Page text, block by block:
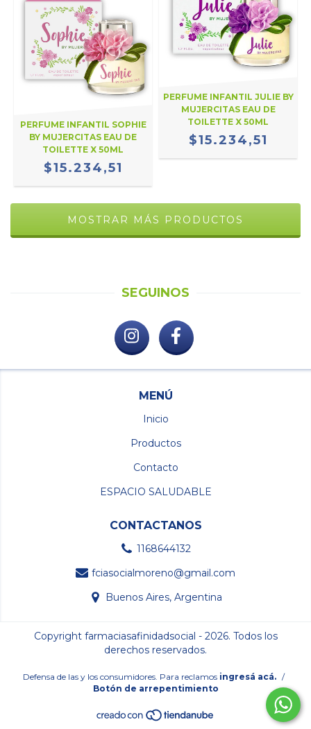
PERFUME INFANTIL SOPHIE
BY MUJERCITAS EAU DE
TOILETTE X 50ML
$15.234,51
PERFUME INFANTIL JULIE BY
MUJERCITAS EAU DE
TOILETTE X 50ML
$15.234,51
MOSTRAR MÁS PRODUCTOS
SEGUINOS
MENÚ
Inicio
Productos
Contacto
ESPACIO SALUDABLE
CONTACTANOS
1168644132
fciasocialmoreno@gmail.com
Buenos Aires, Argentina
Copyright farmaciasafinidadsocial - 2026. Todos los
derechos reservados.
Defensa de las y los consumidores. Para reclamos ingresá acá. /
Botón de arrepentimiento